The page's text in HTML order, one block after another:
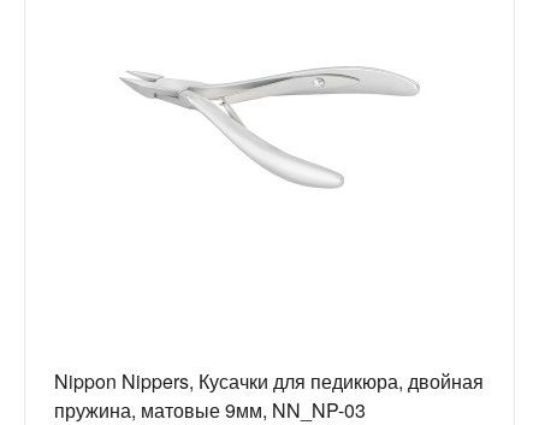
Nippon Nippers, Кусачки для педикюра, двойная
пружина, матовые 9мм, NN_NP-03